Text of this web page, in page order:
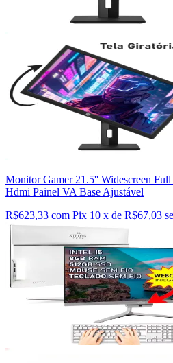
Monitor Gamer 21.5'' Widescreen
Hdmi Painel VA Base Ajustável
R$623,33 com Pix 10 x de R$67,03